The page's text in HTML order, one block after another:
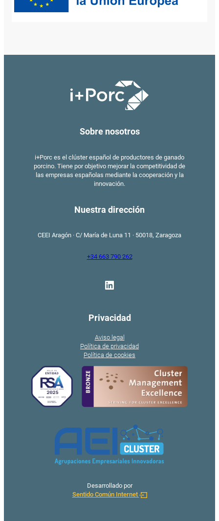
Sobre nosotros
i+Porc es el clúster español de productores de ganado
porcino. Tiene por objetivo mejorar la competitividad de
las empresas españolas mediante la cooperación y la
innovación.
Nuestra dirección
CEEI Aragón · C/ María de Luna 11 · 50018, Zaragoza
+34 663 790 262
LinkedIn
Privacidad
Aviso legal
Política de privacidad
Política de cookies
Desarrollado por
Sentido Común Internet